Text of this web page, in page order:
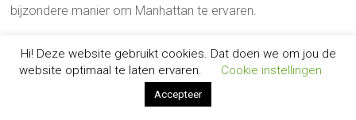
bijzondere manier om Manhattan te ervaren.
stad. Hier zie je mensen lunchen, schaken of gewoon even
zitten. Vaak zijn er gratis activiteiten of evenementen,
afhankelijk van het seizoen.
Hi! Deze website gebruikt cookies. Dat doen we om jou de
website optimaal te laten ervaren.
Cookie instellingen
Accepteer